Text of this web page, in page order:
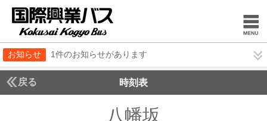
お知らせ 1件のお知らせがあります
戻る 時刻表
八幡坂